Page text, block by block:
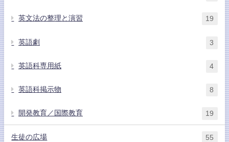
英文法の整理と演習 19
英語劇 3
英語科専用紙 4
英語科掲示物 8
開発教育／国際教育 19
生徒の広場 55